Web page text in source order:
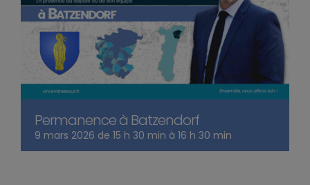
Permanence à Batzendorf
9 mars 2026 de 15 h 30 min à 16 h 30 min